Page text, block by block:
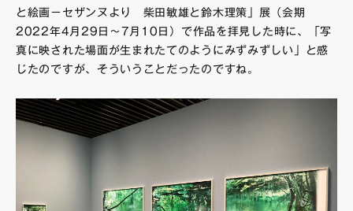
と絵画−セザンヌより 柴田敏雄と鈴木理策」展（会期
2022年4月29日〜7月10日）で作品を拝見した時に、「写
真に映された場面が生まれたてのようにみずみずしい」と感
じたのですが、そういうことだったのですね。